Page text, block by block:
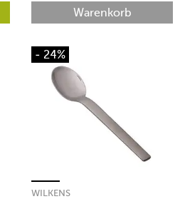
Warenkorb
- 24%
WILKENS